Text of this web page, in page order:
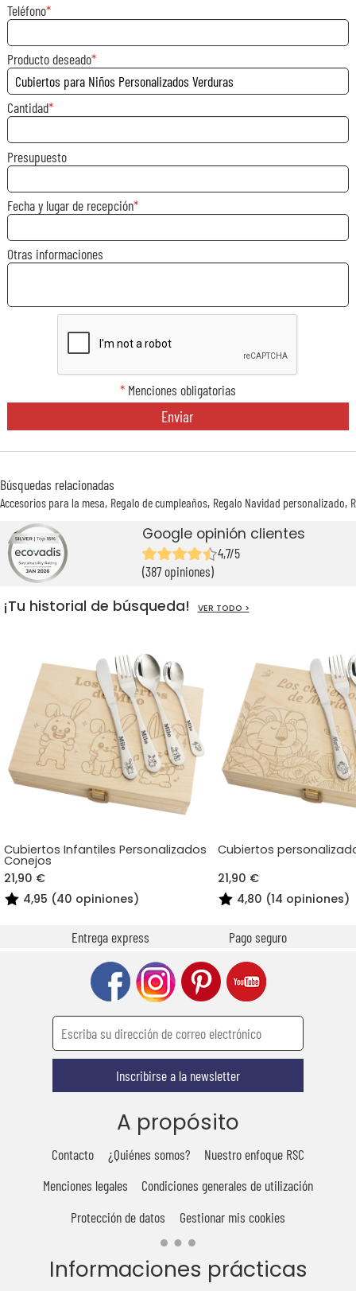
Teléfono
Producto deseado
Cantidad
Presupuesto
Fecha y lugar de recepción
Otras informaciones
*Menciones obligatorias
Enviar
Búsquedas relacionadas
Accesorios para la mesa Regalo de cumpleaños Regalo Navidad personalizado
Google opinión clientes
4,7/5
(387 opiniones)
¡Tu historial de búsqueda! VER TODO >
Cubiertos Infantiles Personalizados
Conejos
21,90 €
4,95 (40 opiniones)
Cubiertos
21,90 €
4,80 (14 opiniones)
Entrega express Pago seguro
Inscribirse a la newsletter
A propósito
Contacto ¿Quiénes somos?
Nuestro enfoque RSC
Menciones legales
Condiciones generales de utilización
Protección de datos
Gestionar mis cookies
Informaciones prácticas